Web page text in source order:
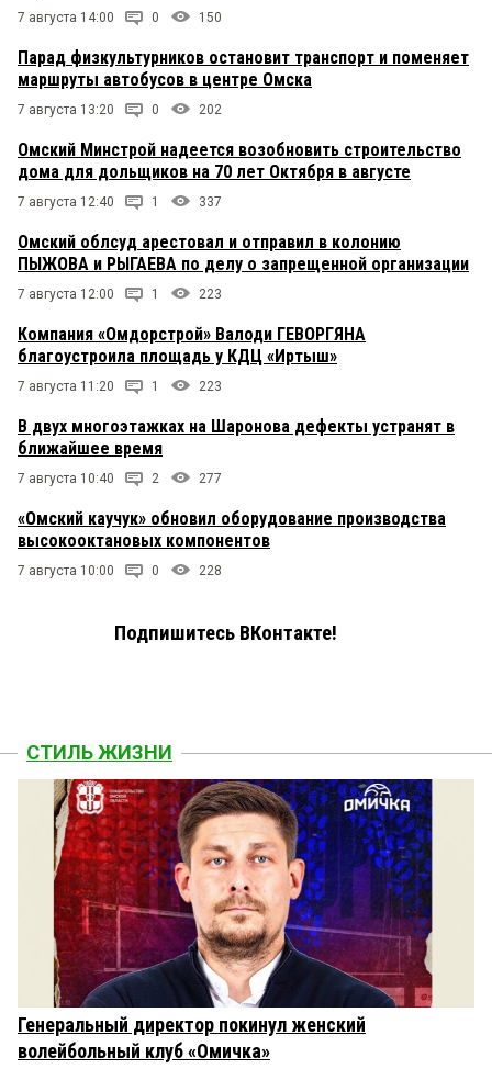
7 августа 14:00 0 150
Парад физкультурников остановит транспорт и поменяет
маршруты автобусов в центре Омска
7 августа 13:20 0 202
Омский Минстрой надеется возобновить строительство
дома для дольщиков на 70 лет Октября в августе
7 августа 12:40 1 337
Омский облсуд арестовал и отправил в колонию
ПЫЖОВА и РЫГАЕВА по делу о запрещенной организации
7 августа 12:00 1 223
Компания «Омдорстрой» Валоди ГЕВОРГЯНА
благоустроила площадь у КДЦ «Иртыш»
7 августа 11:20 1 223
В двух многоэтажках на Шаронова дефекты устранят в
ближайшее время
7 августа 10:40 2 277
«Омский каучук» обновил оборудование производства
высокооктановых компонентов
7 августа 10:00 0 228
Подпишитесь ВКонтакте!
СТИЛЬ ЖИЗНИ
Генеральный директор покинул женский
волейбольный клуб «Омичка»